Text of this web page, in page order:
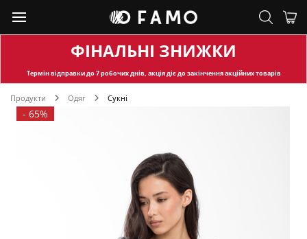
ФІНАЛЬНІ ЗНИЖКИ
Термін відправкидо 7 робочих днів, акція діє до закінчення акційних товарів
Продукти Одяг Сукні
- 65%